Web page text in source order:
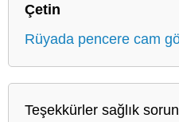
Çetin
Rüyada pencere cam
Teşekkürler sağlık